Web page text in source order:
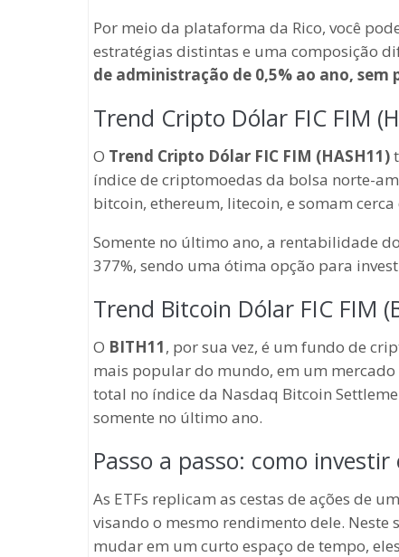
Por meio da plataforma da Rico, você
estratégias distintas e uma composição
de administração de 0,5% ao ano,
Trend Cripto Dólar FIC FIM
O Trend Cripto Dólar FIC FIM (HASH11)
índice de criptomoedas da bolsa norte-
bitcoin, ethereum, litecoin, e somam
Somente no último ano, a rentabilidade
377%, sendo uma ótima opção para
Trend Bitcoin Dólar FIC FIM
O BITH11, por sua vez, é um fundo de
mais popular do mundo, em um mercado
total no índice da Nasdaq Bitcoin
somente no último ano.
Passo a passo: como
As ETFs replicam as cestas de ações de
visando o mesmo rendimento dele.
mudar em um curto espaço de tempo,